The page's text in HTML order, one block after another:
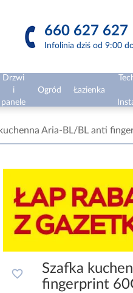
660 627 627
Infolinia dziś od 9:00
Drzwi
i
panele
Ogród Łazienka
Aria-BL/BL anti
Szafka
fingerprint